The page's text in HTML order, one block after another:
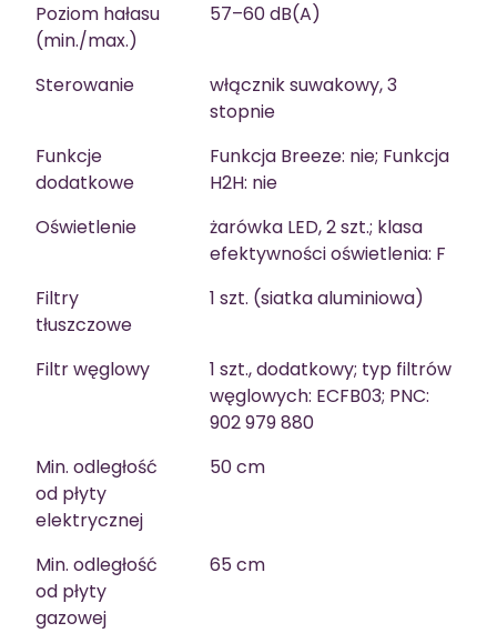
Poziom hałasu
(min./max.)
57–60 dB(A)
Sterowanie
włącznik suwakowy, 3
stopnie
Funkcje
dodatkowe
Funkcja Breeze: nie; Funkcja
H2H: nie
Oświetlenie
żarówka LED, 2 szt.; klasa
efektywności oświetlenia: F
Filtry
tłuszczowe
1 szt. (siatka aluminiowa)
Filtr węglowy
1 szt., dodatkowy; typ filtrów
węglowych: ECFB03; PNC:
902 979 880
Min. odległość
od płyty
elektrycznej
50 cm
Min. odległość
od płyty
gazowej
65 cm